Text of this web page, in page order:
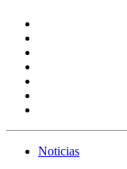
Noticias